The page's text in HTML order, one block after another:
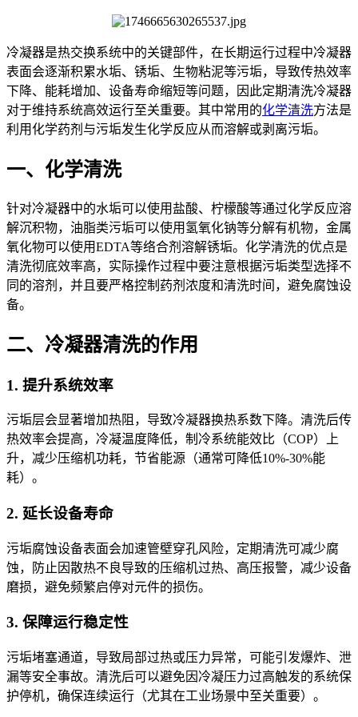
冷凝器是热交换系统中的关键部件，在长期运行过程中冷凝器
表面会逐渐积累水垢、锈垢、生物粘泥等污垢，导致传热效率
下降、能耗增加、设备寿命缩短等问题，因此定期清洗冷凝器
对于维持系统高效运行至关重要。其中常用的化学清洗方法是
利用化学药剂与污垢发生化学反应从而溶解或剥离污垢。
一、化学清洗
针对冷凝器中的水垢可以使用盐酸、柠檬酸等通过化学反应溶
解沉积物，油脂类污垢可以使用氢氧化钠等分解有机物，金属
氧化物可以使用EDTA等络合剂溶解锈垢。化学清洗的优点是
清洗彻底效率高，实际操作过程中要注意根据污垢类型选择不
同的溶剂，并且要严格控制药剂浓度和清洗时间，避免腐蚀设
备。
二、冷凝器清洗的作用
1. 提升系统效率
污垢层会显著增加热阻，导致冷凝器换热系数下降。清洗后传
热效率会提高，冷凝温度降低，制冷系统能效比（COP）上
升，减少压缩机功耗，节省能源（通常可降低10%-30%能
耗）。
2. 延长设备寿命
污垢腐蚀设备表面会加速管壁穿孔风险，定期清洗可减少腐
蚀，防止因散热不良导致的压缩机过热、高压报警，减少设备
磨损，避免频繁启停对元件的损伤。
3. 保障运行稳定性
污垢堵塞通道，导致局部过热或压力异常，可能引发爆炸、泄
漏等安全事故。清洗后可以避免因冷凝压力过高触发的系统保
护停机，确保连续运行（尤其在工业场景中至关重要）。